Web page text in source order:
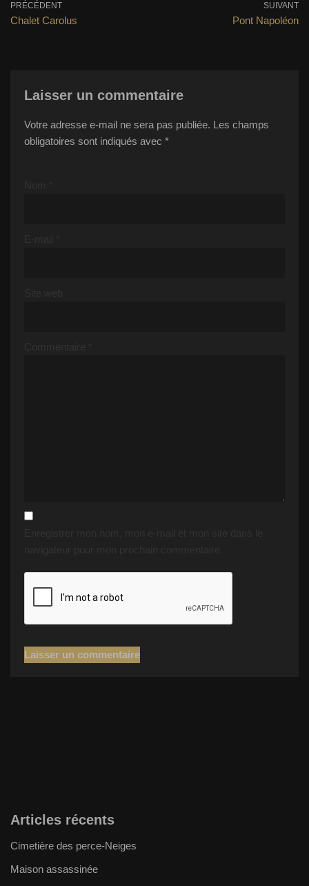
PRÉCÉDENT
Chalet Carolus
SUIVANT
Pont Napoléon
Laisser un commentaire
Votre adresse e-mail ne sera pas publiée. Les champs
obligatoires sont indiqués avec *
Articles récents
Cimetière des perce-Neiges
Maison assassinée